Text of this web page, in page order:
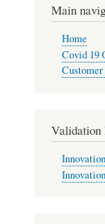
Main
Home
Covid 19
Validation